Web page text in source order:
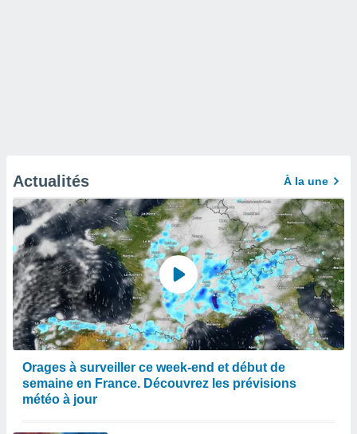
Actualités À la une
Orages à surveiller ce week-end et début de
semaine en France. Découvrez les prévisions
météo à jour